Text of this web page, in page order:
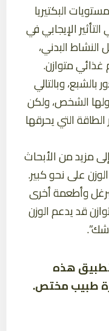
البكتيريا
الإيجابي في
البدني،
غذائي متوازن.
بالشبع، وبالتالي
الشخص، ولكن
التي يحرقها
مزيد من الأبحاث
على نحو كبير.
وأطعمة أخرى
قد يدعم الوزن
هذه
طبيب مختص.